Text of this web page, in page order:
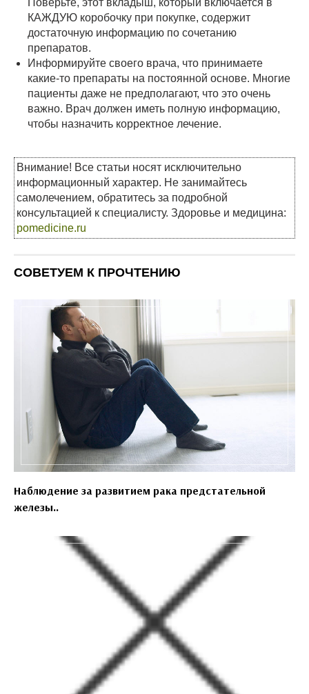
Поверьте, этот вкладыш, который включается в
КАЖДУЮ коробочку при покупке, содержит
достаточную информацию по сочетанию
препаратов.
Информируйте своего врача, что принимаете
какие-то препараты на постоянной основе. Многие
пациенты даже не предполагают, что это очень
важно. Врач должен иметь полную информацию,
чтобы назначить корректное лечение.
Внимание! Все статьи носят исключительно
информационный характер. Не занимайтесь
самолечением, обратитесь за подробной
консультацией к специалисту. Здоровье и медицина:
pomedicine.ru
СОВЕТУЕМ К ПРОЧТЕНИЮ
Наблюдение за развитием рака предстательной
железы..